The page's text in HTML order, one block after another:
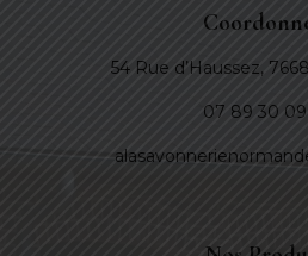
54 Rue d’Haussez,
07 89 30